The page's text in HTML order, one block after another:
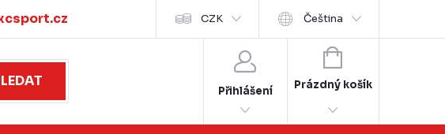
osobních údajů Velkoobchod CZK Čeština
Přihlášení
NÁKUPNÍ
KOŠÍK
Prázdný košík